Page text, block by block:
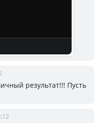
результат!!! Пусть